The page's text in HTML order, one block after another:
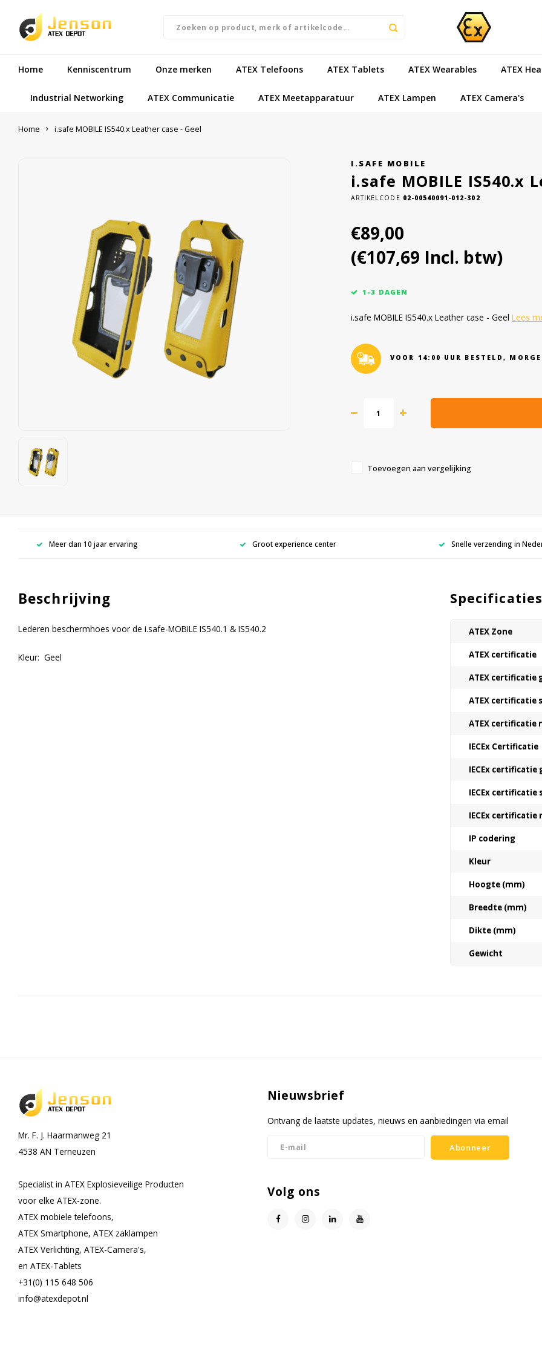
Home Kenniscentrum Onze merken ATEX Telefoons ATEX Tablets ATEX Wearables ATEX
Industrial Networking ATEX Communicatie ATEX Meetapparatuur ATEX Lampen ATEX Camera's
Home i.safe MOBILE IS540.x Leather case - Geel
I.SAFE MOBILE
i.safe MOBILE IS540.x
ARTIKELCODE 02-00540091-012-302
€89,00
(€107,69 Incl. btw)
1-3 DAGEN
i.safe MOBILE IS540.x Leather case - Geel Lees
VOOR 14:00 UUR BESTELD,
Toevoegen aan vergelijking
Meer dan 10 jaar ervaring Groot experience center Snelle verzending in
Beschrijving
Lederen beschermhoes voor de i.safe-MOBILE IS540.1 & IS540.2
Kleur: Geel
Specificaties
ATEX Zone
ATEX certificatie
ATEX certificatie
ATEX certificatie
ATEX certificatie
IECEx Certificatie
IECEx certificatie
IECEx certificatie
IECEx certificatie
IP codering
Kleur
Hoogte (mm)
Breedte (mm)
Dikte (mm)
Gewicht
Mr. F. J. Haarmanweg 21
4538 AN Terneuzen
Specialist in ATEX Explosieveilige Producten
voor elke ATEX-zone.
ATEX mobiele telefoons,
ATEX Smartphone, ATEX zaklampen
ATEX Verlichting, ATEX-Camera's,
en ATEX-Tablets
+31(0) 115 648 506
info@atexdepot.nl
Nieuwsbrief
Ontvang de laatste updates, nieuws en aanbiedingen via email
Abonneer
Volg ons